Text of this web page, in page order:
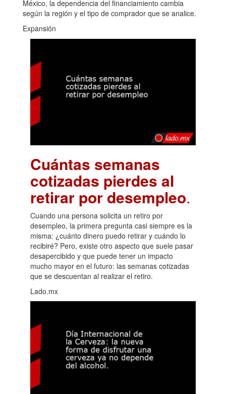
México, la dependencia del financiamiento cambia
según la región y el tipo de comprador que se analice.
Expansión
Cuántas semanas
cotizadas pierdes al
retirar por desempleo.
Cuando una persona solicita un retiro por
desempleo, la primera pregunta casi siempre es la
misma: ¿cuánto dinero puedo retirar y cuándo lo
recibiré? Pero, existe otro aspecto que suele pasar
desapercibido y que puede tener un impacto
mucho mayor en el futuro: las semanas cotizadas
que se descuentan al realizar el retiro.
Lado.mx